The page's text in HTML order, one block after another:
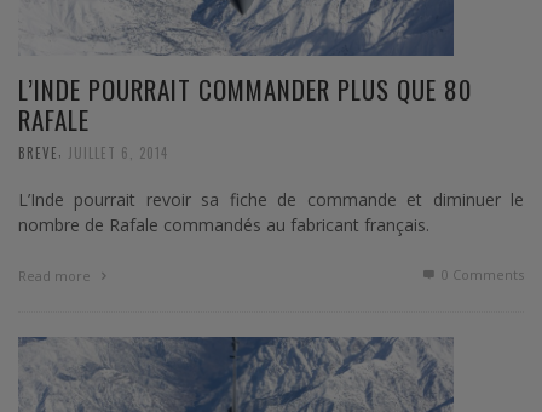
L’INDE POURRAIT COMMANDER PLUS QUE 80
RAFALE
BREVE JUILLET 6, 2014
L’Inde pourrait revoir sa fiche de commande et diminuer le
nombre de Rafale commandés au fabricant français.
Read more 0 Comments